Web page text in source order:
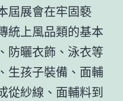
屆展會在牢固褻
統上風品類的基本
防曬衣飾、泳衣等
生孩子裝備、面輔
從紗線、面輔料到